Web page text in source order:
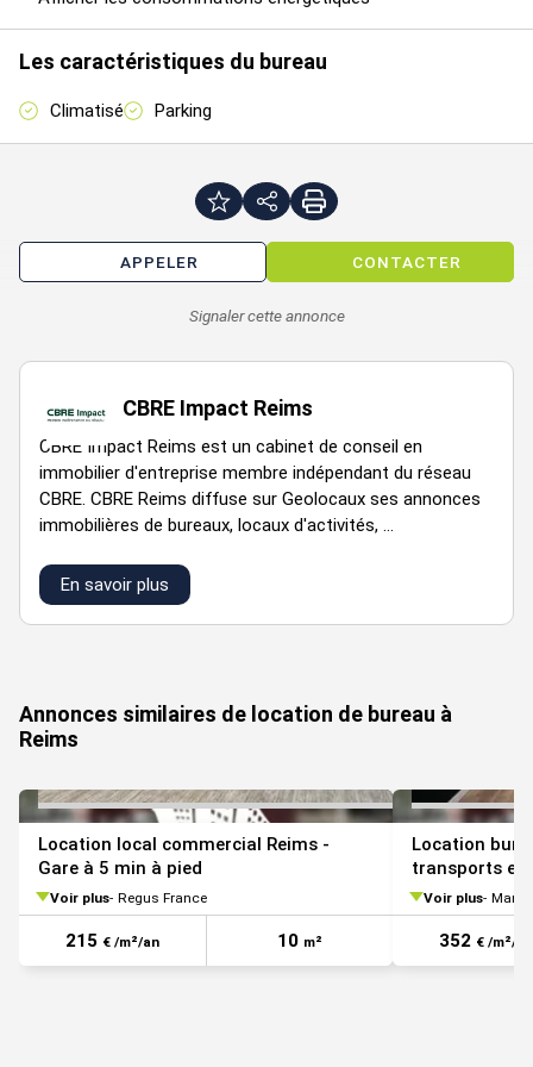
Charges annuelles : 1393 € HT
Montant de la taxe foncière : 1393 €
Honoraires à la charge du preneur : 15 % HT
Les caractéristiques du bureau
Climatisé Parking
APPELER CONTACTER
Signaler cette annonce
CBRE Impact Reims
CBRE Impact Reims est un cabinet de conseil en
immobilier d'entreprise membre indépendant du réseau
CBRE. CBRE Reims diffuse sur Geolocaux ses annonces
immobilières de bureaux, locaux d'activités, ...
En savoir plus
Annonces similaires de location de bureau à
Reims
Location local commercial Reims -
Gare à 5 min à pied
Voir plus Regus France
215 € /m²/an 10 m²
Location
transports en
Voir plus
352 € /m²/an